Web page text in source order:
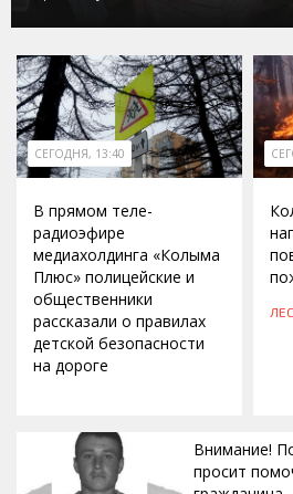
СЕГОДНЯ, 13:40
В прямом теле-
радиоэфире
медиахолдинга «Колыма
Плюс» полицейские и
общественники
рассказали о правилах
детской безопасности
на дороге
Внимание!
просит